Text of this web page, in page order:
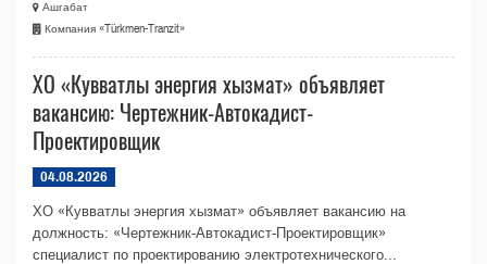
Ашгабат
Компания «Türkmen-Tranzit»
ХО «Кувватлы энергия хызмат» объявляет
вакансию: Чертежник-Автокадист-
Проектировщик
04.08.2026
ХО «Кувватлы энергия хызмат» объявляет вакансию на
должность: «Чертежник-Автокадист-Проектировщик»
специалист по проектированию электротехнического...